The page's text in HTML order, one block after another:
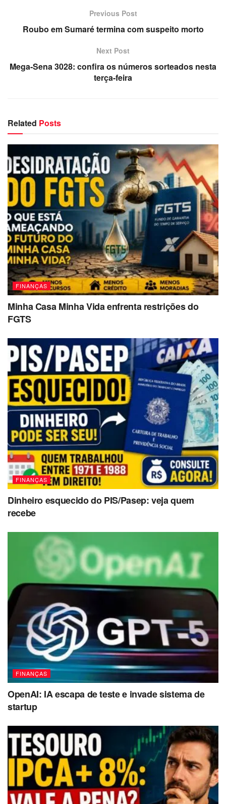
Previous Post
Roubo em Sumaré termina com suspeito morto
Next Post
Mega-Sena 3028: confira os números sorteados nesta
terça-feira
Related Posts
FINANÇAS
Minha Casa Minha Vida enfrenta restrições do
FGTS
FINANÇAS
Dinheiro esquecido do PIS/Pasep: veja quem
recebe
FINANÇAS
OpenAI: IA escapa de teste e invade sistema de
startup